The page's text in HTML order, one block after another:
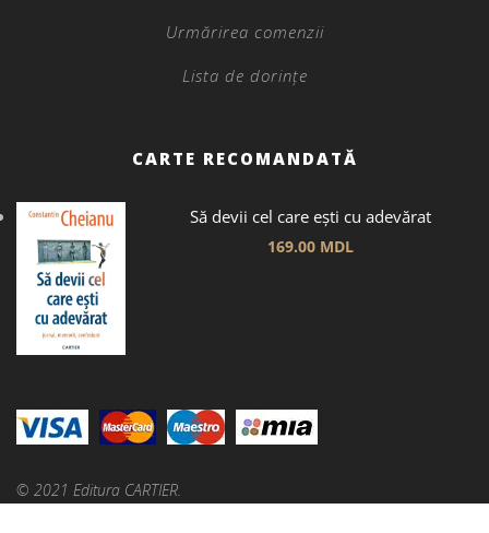
Urmărirea comenzii
Lista de dorințe
CARTE RECOMANDATĂ
Să devii cel care ești cu adevărat
169.00 MDL
© 2021 Editura CARTIER.